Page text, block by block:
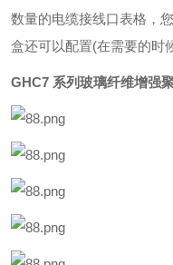
数量的电缆接线口表格，
盒还可以配置(在需要的时
GHC7 系列玻璃纤维增强